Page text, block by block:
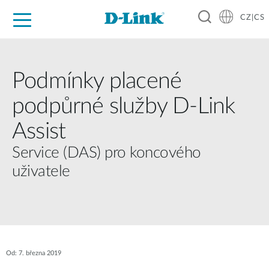
CZ|CS
Podmínky placené
podpůrné služby D-Link
Assist
Service (DAS) pro koncového
uživatele
Od: 7. března 2019